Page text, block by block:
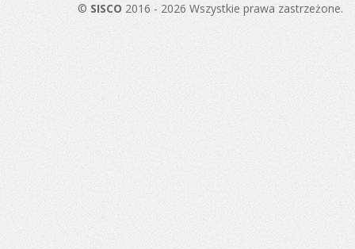
© SISCO 2016 - 2026 Wszystkie prawa zastrzeżone.